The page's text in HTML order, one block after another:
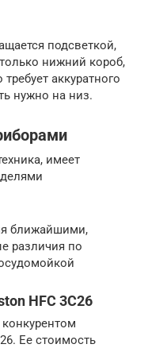
подсветкой,
нижний короб,
аккуратного
нужно на низ.
имеет
ближайшими,
различия по
HFC 3C26
Ее стоимость